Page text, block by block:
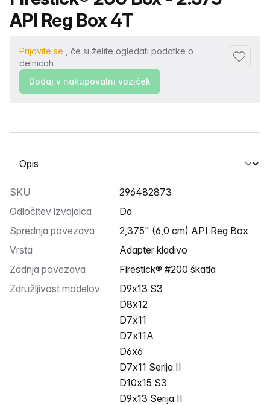
API Reg Box 4T
Prijavite se , če si želite ogledati podatke o
delnicah
Dodaj
Dodaj v nakupovalni voziček
Izberite zavihek
SKU
296482873
Odločitev izvajalca
Da
Sprednja povezava
2,375" (6,0 cm) API Reg Box
Vrsta
Adapter kladivo
Zadnja povezava
Firestick® #200 škatla
Združljivost modelov
D9x13 S3
D8x12
D7x11
D7x11A
D6x6
D7x11 Serija II
D10x15 S3
D9x13 Serija II